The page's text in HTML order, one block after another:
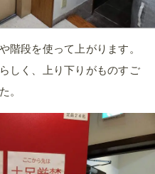
階段を使って上がります。
しく、上り下りがものすご
。